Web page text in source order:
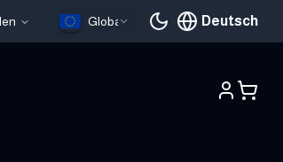
Global Deutsch
Aktuelle Sprache